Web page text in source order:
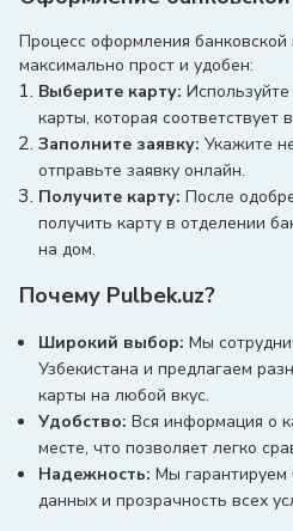
Процесс оформления банковской
максимально прост и удобен:
Выберите карту:
карты, которая соответствует
Заполните заявку: Укажите
отправьте заявку онлайн.
Получите карту: После
получить карту в отделении
на дом.
Почему Pulbek.uz?
Широкий выбор: Мы
Узбекистана и предлагаем
карты на любой вкус.
Удобство: Вся информация о
месте, что позволяет легко
Надежность: Мы гарантируем
данных и прозрачность всех